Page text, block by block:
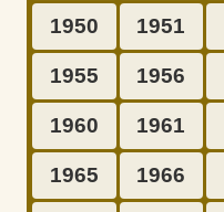
1950 1951
1955 1956
1960 1961
1965 1966